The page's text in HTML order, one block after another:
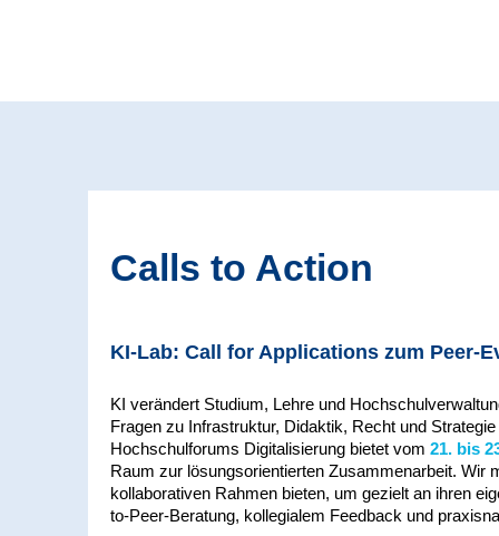
Calls to Action
KI-Lab: Call for Applications zum Peer-
KI verändert Studium, Lehre und
Fragen zu Infrastruktur, Didaktik, Recht und
Hochschulforums Digitalisierung bietet vom 21. bis
Raum zur lösungsorientierten Zusammenarbeit. Wir
kollaborativen Rahmen bieten, um gezielt an ihren
to-Peer-Beratung, kollegialem Feedback und